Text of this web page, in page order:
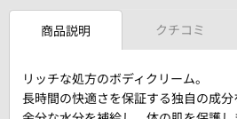
商品説明 クチコミ
リッチな処方のボディクリーム。
長時間の快適さを保証する独自の成分